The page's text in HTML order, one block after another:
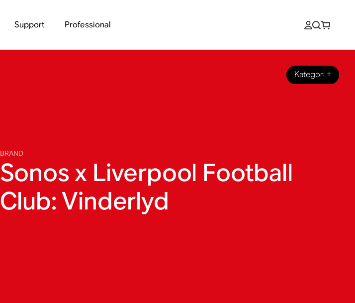
Support Professional
BRAND
Kategori +
Sonos x Liverpool Football
Club: Vinderlyd